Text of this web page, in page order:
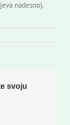
nadesno).
svoju